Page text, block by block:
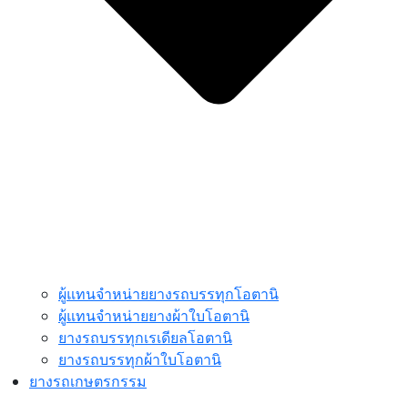
ผู้แทนจำหน่ายยางรถบรรทุกโอตานิ
ผู้แทนจำหน่ายยางผ้าใบโอตานิ
ยางรถบรรทุกเรเดียลโอตานิ
ยางรถบรรทุกผ้าใบโอตานิ
ยางรถเกษตรกรรม